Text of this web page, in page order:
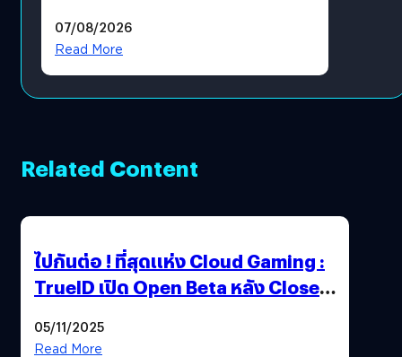
โดยตรง
07/08/2026
Read More
Related Content
ไปกันต่อ ! ที่สุดแห่ง Cloud Gaming :
TrueID เปิด Open Beta หลัง Close
Thailand Game Show 2025 ทะลุ 15
05/11/2025
Read More